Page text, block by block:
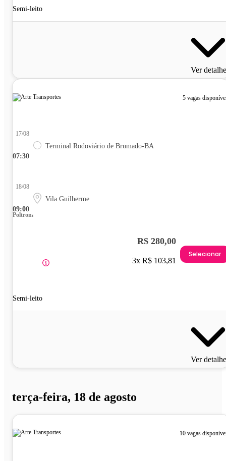
Semi-leito
Ver
5 vagas
07:30
17/08
Terminal Rodoviário de Brumado-BA
09:00
18/08
Vila Guilherme
Poltrona
Semi-leito
R$ 280,00
3x R$ 103,81
Selecionar
Ver
terça-feira, 18 de agosto
10 vagas